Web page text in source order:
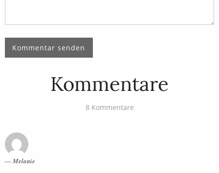
Kommentare
8 Kommentare
Melanie